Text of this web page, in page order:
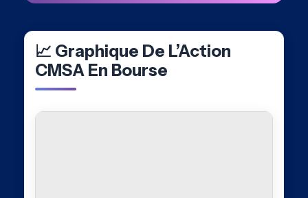
📈 Graphique De L’Action
CMSA En Bourse